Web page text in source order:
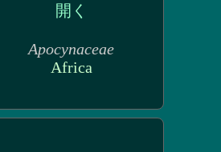
開く
Apocynaceae
Africa